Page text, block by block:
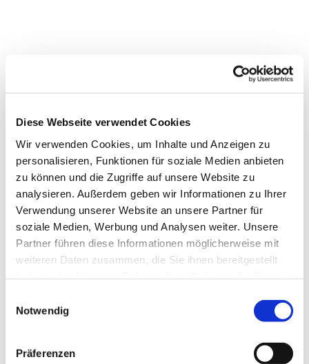
Diese Webseite verwendet Cookies
Wir verwenden Cookies, um Inhalte und Anzeigen zu
personalisieren, Funktionen für soziale Medien anbieten
zu können und die Zugriffe auf unsere Website zu
analysieren. Außerdem geben wir Informationen zu Ihrer
Verwendung unserer Website an unsere Partner für
soziale Medien, Werbung und Analysen weiter. Unsere
Partner führen diese Informationen möglicherweise mit
weiteren Daten zusammen, die Sie ihnen bereitgestellt
Notwendig
Präferenzen
Gemeindenachmittag